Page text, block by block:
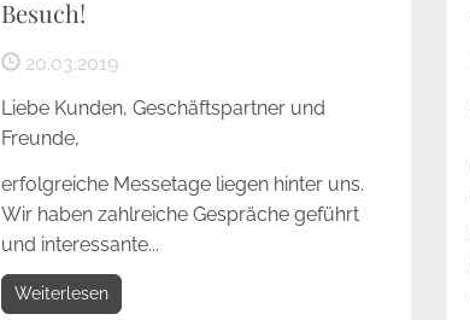
Besuch!
20.03.2019
Liebe Kunden, Geschäftspartner und
Freunde,
erfolgreiche Messetage liegen hinter uns.
Wir haben zahlreiche Gespräche geführt
und interessante...
Weiterlesen